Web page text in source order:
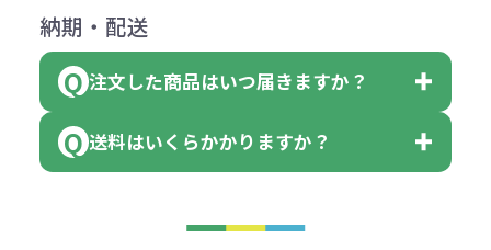
に必要な個数を入力ください。
※10個単位など購入できる単位が決
はまらない数を入力すると、アラー
アラートに従って数を調整してくだ
ください。
（商品の状態により、対応が変わる
※不良商品をご返却いただけない場
います。あらかじめご了承くださ
×色数
※例えば2色印刷の場合には、名入
れ費用が2倍、製版代が2倍必要で
相談下さい。
領収書のダウンロード
詳しくはこちらはご確認ください。
領収書のダウンロード
下記口座にお願いします。
■三菱UFJ銀行
小田井支店（おたいしてん）
■ゆうちょ銀行（振替口座）
納期・配送
注文した商品はいつ届きますか？
既製品の場合、ご入金確認後3営業
ご入金確認後約3週間となります。
送料はいくらかかりますか？